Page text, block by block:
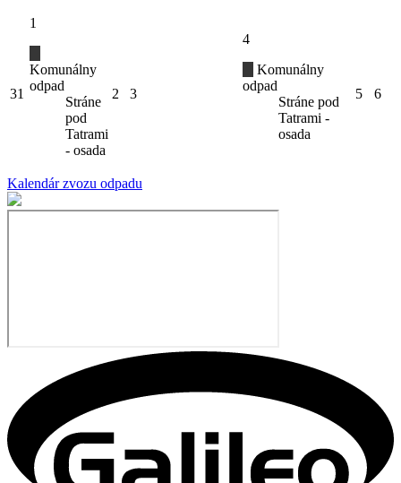
31
1
Komunálny
odpad
Stráne
pod
Tatrami
- osada
2 3
4
Komunálny
odpad
Stráne pod
Tatrami -
osada
5 6
Kalendár zvozu odpadu